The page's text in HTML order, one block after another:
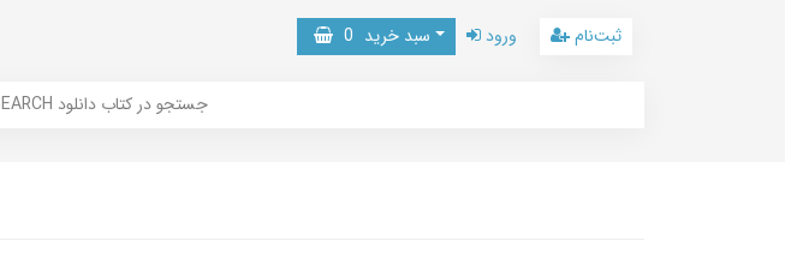
سبد خرید 0 ورود ثبت‌نام
SEARCH جستجو در کتاب دانلود